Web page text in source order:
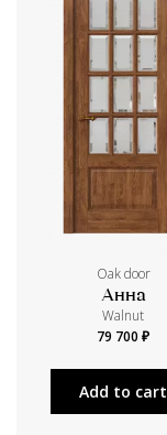
Oak door
Анна
Walnut
79 700 ₽
Add to cart